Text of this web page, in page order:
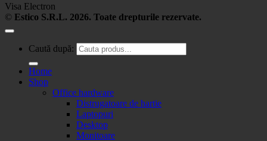
Visa Electron
© Estico S.R.L. 2026. Toate drepturile rezervate.
Caută după:
Home
Shop
Office hardware
Distrugatoare de hartie
Laptopuri
Desktop
Monitoare